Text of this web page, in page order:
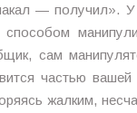
— получил». У
способом
сам
частью
жалким,